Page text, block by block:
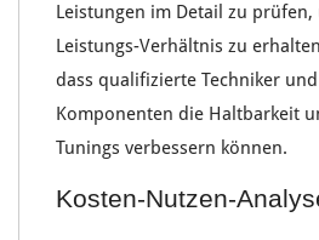
Leistungen im Detail zu prüfen,
Leistungs-Verhältnis zu
dass qualifizierte Techniker und
Komponenten die Haltbarkeit
Tunings verbessern können.
Kosten-Nutzen-